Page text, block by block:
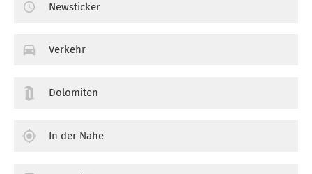
Newsticker
Verkehr
Dolomiten
In der Nähe